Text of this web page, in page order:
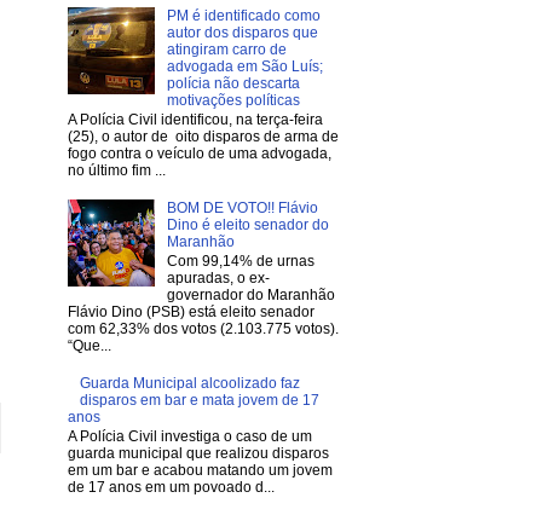
PM é identificado como
autor dos disparos que
atingiram carro de
advogada em São Luís;
polícia não descarta
motivações políticas
A Polícia Civil identificou, na terça-feira
(25), o autor de oito disparos de arma de
fogo contra o veículo de uma advogada,
no último fim ...
BOM DE VOTO!! Flávio
Dino é eleito senador do
Maranhão
Com 99,14% de urnas
apuradas, o ex-
governador do Maranhão
Flávio Dino (PSB) está eleito senador
com 62,33% dos votos (2.103.775 votos).
“Que...
Guarda Municipal alcoolizado faz
disparos em bar e mata jovem de 17
anos
A Polícia Civil investiga o caso de um
guarda municipal que realizou disparos
em um bar e acabou matando um jovem
de 17 anos em um povoado d...